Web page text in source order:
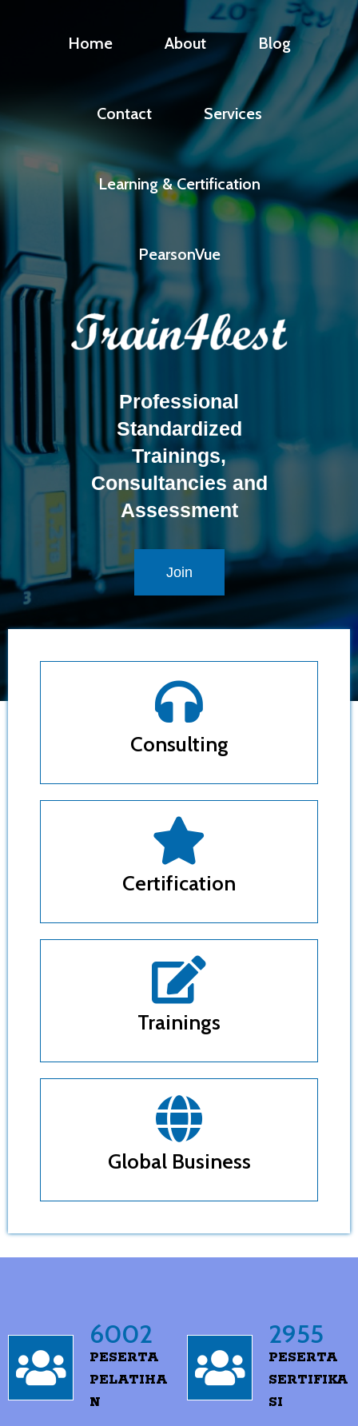
Home About Blog
Contact Services
Learning & Certification
PearsonVue
Professional
Standardized
Trainings,
Consultancies and
Assessment
Join
Consulting
Certification
Trainings
Global Business
6002
PESERTA
PELATIHA
N
2955
PESERTA
SERTIFIKA
SI